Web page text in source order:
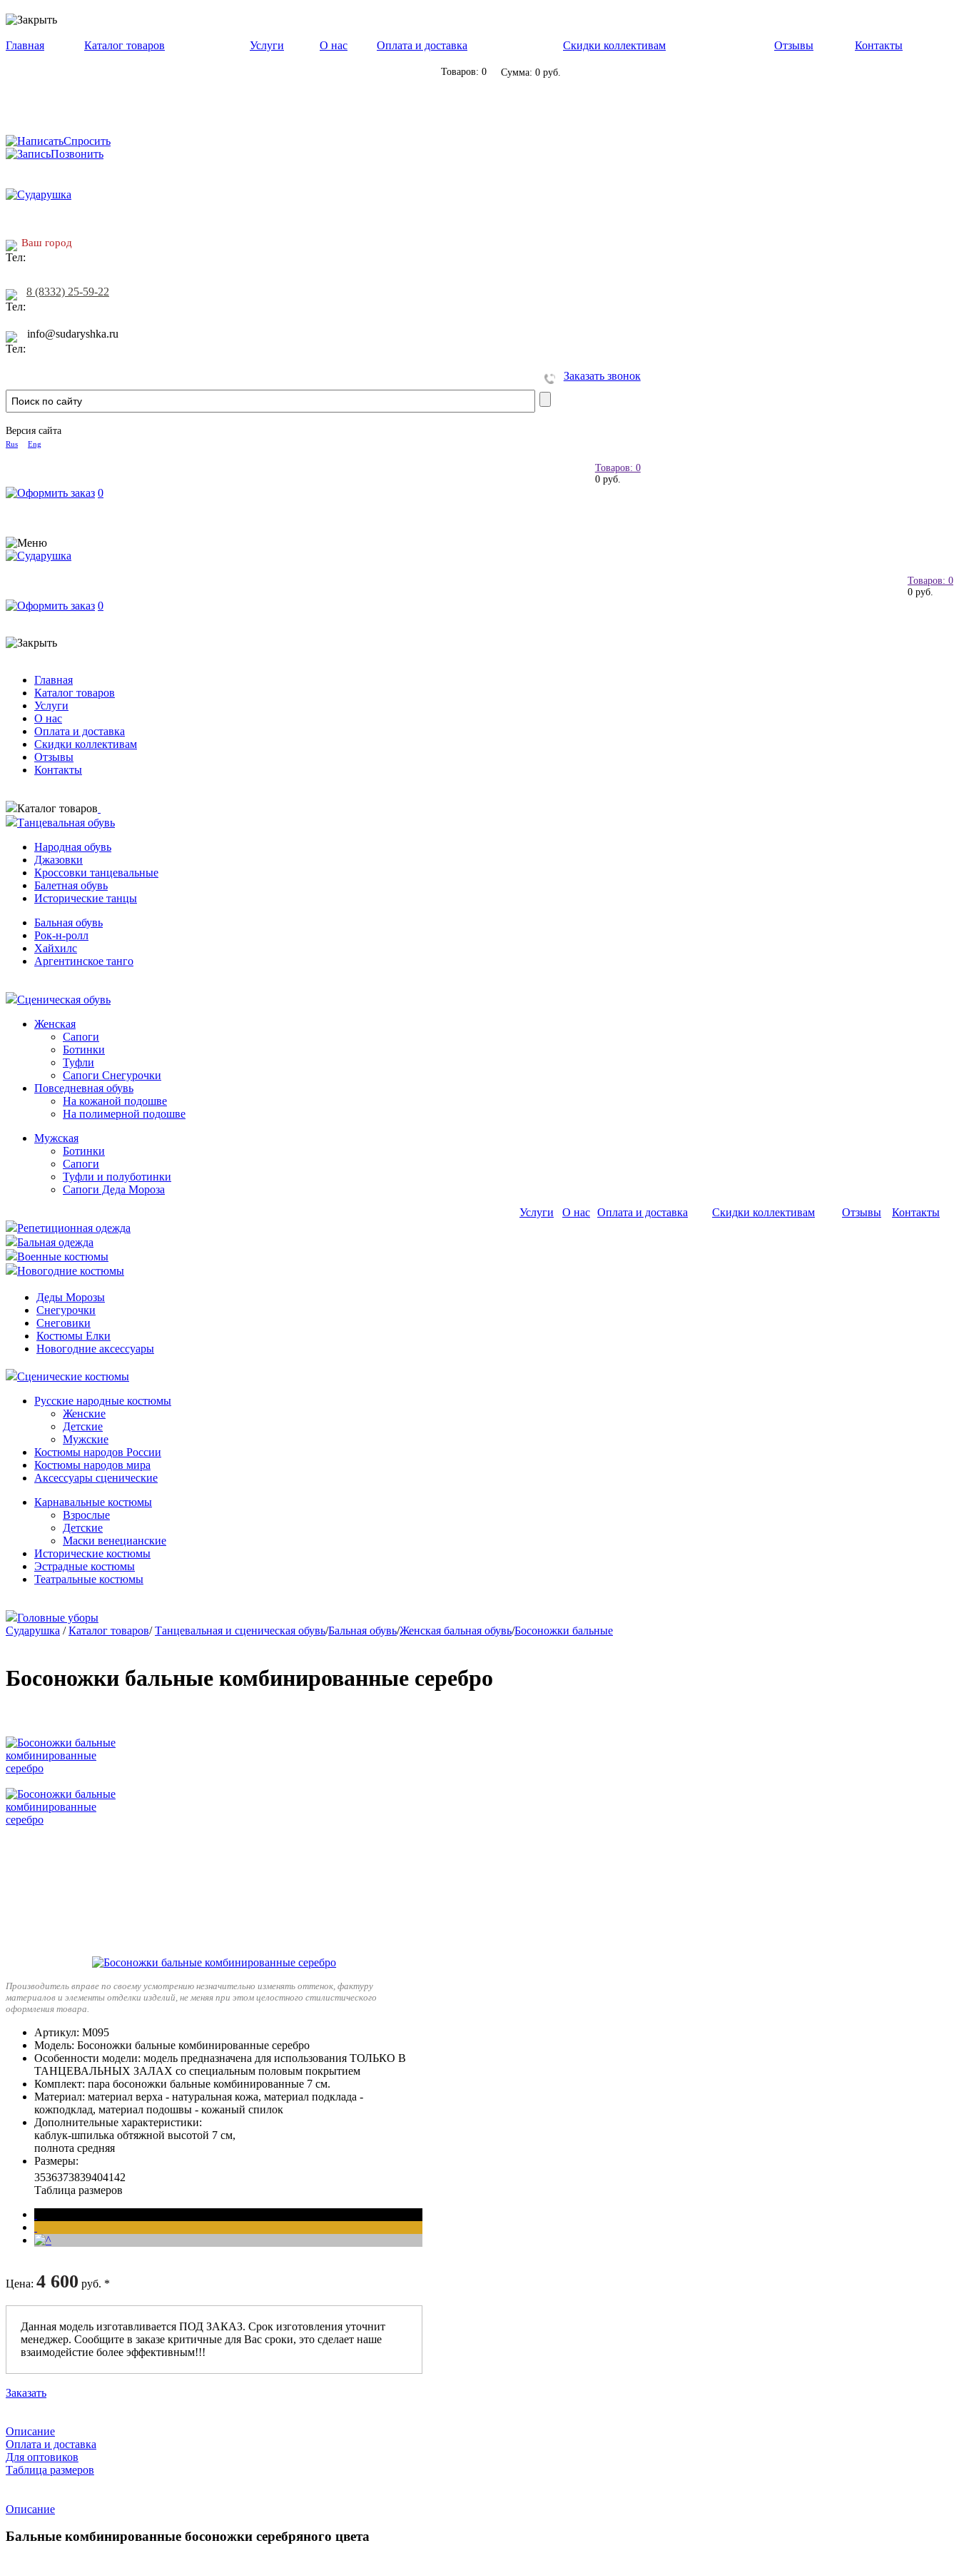
Главная Каталог товаров Услуги О нас Оплата и доставка Скидки коллективам Отзывы Контакты
Товаров: 0 Сумма: 0 руб.
Спросить
Позвонить
Ваш город
8 (8332) 25-59-22
info@sudaryshka.ru
Заказать звонок
Версия сайта
Rus Eng
Товаров: 0
0 руб.
0
Товаров: 0
0 руб.
0
Главная
Каталог товаров
Услуги
О нас
Оплата и доставка
Скидки коллективам
Отзывы
Контакты
Каталог товаров
Танцевальная обувь
Народная обувь
Джазовки
Кроссовки танцевальные
Балетная обувь
Исторические танцы
Бальная обувь
Рок-н-ролл
Хайхилс
Аргентинское танго
Сценическая обувь
Женская
Сапоги
Ботинки
Туфли
Сапоги Снегурочки
Повседневная обувь
На кожаной подошве
На полимерной подошве
Мужская
Ботинки
Сапоги
Туфли и полуботинки
Сапоги Деда Мороза
Репетиционная одежда
Бальная одежда
Военные костюмы
Новогодние костюмы
Деды Морозы
Снегурочки
Снеговики
Костюмы Елки
Новогодние аксессуары
Сценические костюмы
Русские народные костюмы
Женские
Детские
Мужские
Костюмы народов России
Костюмы народов мира
Аксессуары сценические
Карнавальные костюмы
Взрослые
Детские
Маски венецианские
Исторические костюмы
Эстрадные костюмы
Театральные костюмы
Головные уборы
Услуги О нас Оплата и доставка Скидки коллективам Отзывы Контакты
Сударушка / Каталог товаров/ Танцевальная и сценическая обувь/Бальная обувь/Женская бальная обувь/Босоножки бальные
Босоножки бальные комбинированные серебро
Производитель вправе по своему усмотрению незначительно изменять оттенок, фактуру
материалов и элементы отделки изделий, не меняя при этом целостного стилистического
оформления товара.
Артикул: М095
Модель: Босоножки бальные комбинированные серебро
Особенности модели: модель предназначена для использования ТОЛЬКО В
ТАНЦЕВАЛЬНЫХ ЗАЛАХ со специальным половым покрытием
Комплект: пара босоножки бальные комбинированные 7 см.
Материал: материал верха - натуральная кожа, материал подклада -
кожподклад, материал подошвы - кожаный спилок
Дополнительные характеристики:
каблук-шпилька обтяжной высотой 7 см,
полнота средняя
Размеры:
3536373839404142
Таблица размеров
Цена: 4 600 руб. *
Данная модель изготавливается ПОД ЗАКАЗ. Срок изготовления уточнит
менеджер. Сообщите в заказе критичные для Вас сроки, это сделает наше
взаимодейстие более эффективным!!!
Заказать
Описание
Оплата и доставка
Для оптовиков
Таблица размеров
Описание
Бальные комбинированные босоножки серебряного цвета